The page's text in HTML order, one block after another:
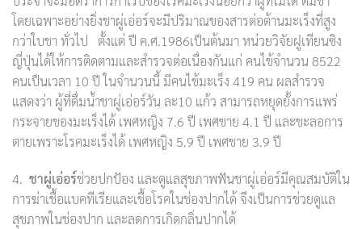
โดยเฉพาะอย่างยิ่งชาผู่เอ่อร์จะมีปริมาณของสารต่อต้านมะเร็งที่สูง
กว่าใบชา ทั่วไป ตั้งแต่ ปี ค.ศ.1986เป็นต้นมา หน่วยวิจัยฝูเทียนซิง
ญี่ปุ่นได้ให้การติดตามและสำรวจต่อเนื่องกันแก่ คนไข้จำนวน 8522
คนเป็นเวลา 10 ปี ในจำนวนนี้ มีคนไข้มะเร็ง 419 คน ผลสำรวจ
แสดงว่า ผู้ที่ดื่มน้ำชาผู่เอ่อร์วัน ละ10 แก้ว สามารถหยุดยั้งการแพร่
กระจายของมะเร็งได้ เพศหญิง 7.6 ปี เพศชาย 4.1 ปี และชะลอการ
ตายเพราะโรคมะเร็งได้ เพศหญิง 5.9 ปี เพศชาย 3.9 ปี
4. ชาผู่เอ่อร์ช่วยปกป้อง และดูแลสุขภาพฟันชาผู่เอ่อร์มีคุณสมบัติใน
การฆ่าเชื้อแบคทีเรียและเชื้อโรคในช่องปากได้ จึงเป็นการช่วยดูแล
สุขภาพในช่องปาก และลดการเกิดกลิ่นปากได้